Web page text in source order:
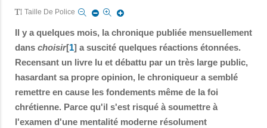
Taille De Police
Il y a quelques mois, la chronique publiée mensuellement
dans choisir[1] a suscité quelques réactions étonnées.
Recensant un livre lu et débattu par un très large public,
hasardant sa propre opinion, le chroniqueur a semblé
remettre en cause les fondements même de la foi
chrétienne. Parce qu'il s'est risqué à soumettre à
l'examen d'une mentalité moderne résolument